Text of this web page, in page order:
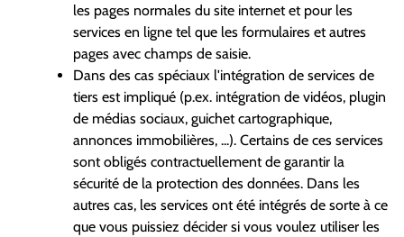
les pages normales du site internet et pour les
services en ligne tel que les formulaires et autres
pages avec champs de saisie.
Dans des cas spéciaux l'intégration de services de
tiers est impliqué (p.ex. intégration de vidéos, plugin
de médias sociaux, guichet cartographique,
annonces immobilières, ...). Certains de ces services
sont obligés contractuellement de garantir la
sécurité de la protection des données. Dans les
autres cas, les services ont été intégrés de sorte à ce
que vous puissiez décider si vous voulez utiliser les